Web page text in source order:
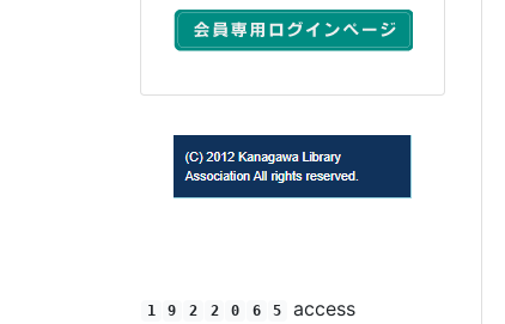
1 9 2 2 0 6 5
access